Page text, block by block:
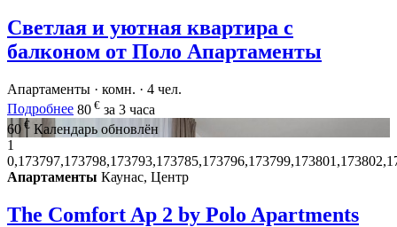
Светлая и уютная квартира с
балконом от Поло Апартаменты
Апартаменты · комн. · 4 чел.
Подробнее 80 € за 3 часа
60 € Календарь обновлён
1
Апартаменты Каунас, Центр
The Comfort Ap 2 by Polo Apartments